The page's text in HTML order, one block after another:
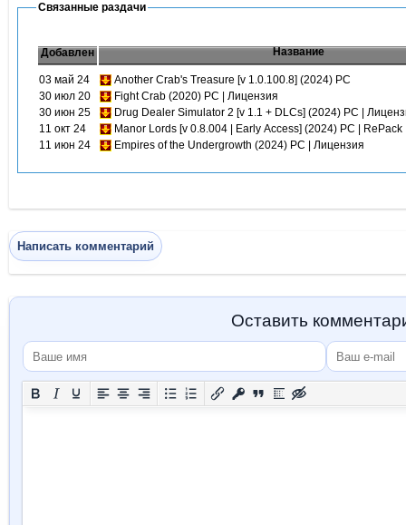
Связанные раздачи
Добавлен Название
03 май 24
Another Crab's Treasure [v 1.0.100.8] (2024) PC
30 июл 20
Fight Crab (2020) PC | Лицензия
30 июн 25
Drug Dealer Simulator 2 [v 1.1 + DLCs] (2024) PC |
11 окт 24
Manor Lords [v 0.8.004 | Early Access] (2024) PC | RePack
11 июн 24
Empires of the Undergrowth (2024) PC | Лицензия
Написать комментарий
Оставить